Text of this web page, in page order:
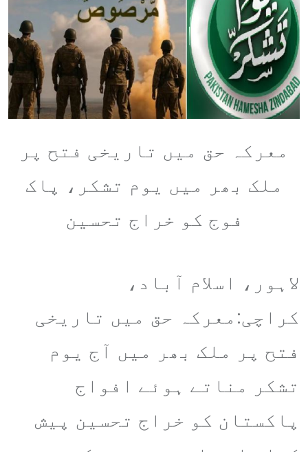
معرکہ حق میں تاریخی فتح پر
ملک بھر میں یوم تشکر، پاک
فوج کو خراج تحسین
لاہور، اسلام آباد،
کراچی:معرکہ حق میں تاریخی
فتح پر ملک بھر میں آج یوم
تشکر مناتے ہوئے افواج
پاکستان کو خراج تحسین پیش